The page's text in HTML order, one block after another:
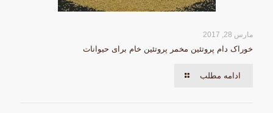
مارس 28, 2017
خوراک دام پروتئین مخمر پروتئین خام برای حیوانات
ادامه مطلب